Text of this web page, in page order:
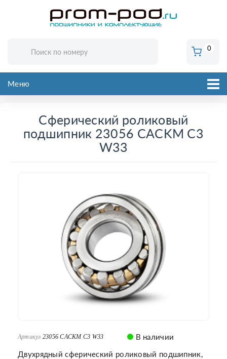
0
Меню
Сферический роликовый
подшипник 23056 CACKM C3
W33
Артикул 23056 CACKM C3 W33
В наличии
Двухрядный сферический роликовый подшипник,